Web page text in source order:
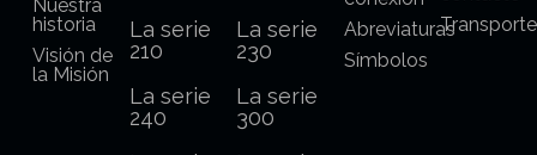
Nuestra
historia
Visión de
la Misión
La serie
210
La serie
230
La serie
240
La serie
300
Abreviaturas
Símbolos
Transporte